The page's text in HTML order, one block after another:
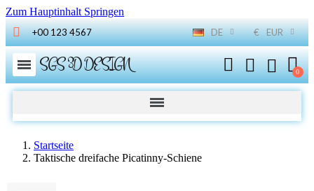
Zum Hauptinhalt Springen
+00 123 4567 DE € EUR
SGS 3D DESIGN
Startseite
Taktische dreifache Picatinny-Schiene